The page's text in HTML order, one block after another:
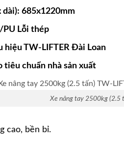
685x1220mm
PU Lỗi thép
hiệu TW-LIFTER Đài Loan
tiêu chuẩn nhà sản xuất
Xe nâng tay 2500kg (2.5
cao, bền bỉ.